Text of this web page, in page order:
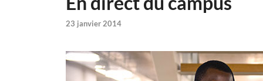
23 janvier 2014